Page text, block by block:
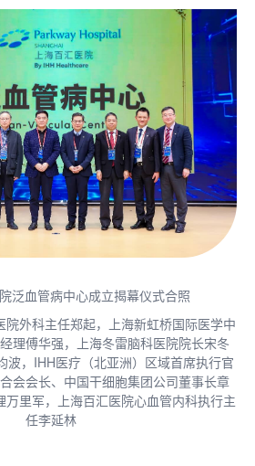
泛血管病中心成立揭幕仪式合照
院外科主任郑起，上海新虹桥国际医学中
理傅华强，上海冬雷脑科医院院长宋冬
波，IHH医疗（北亚洲）区域首席执行官
会会长、中国干细胞集团公司董事长章
里军，上海百汇医院心血管内科执行主
任李延林